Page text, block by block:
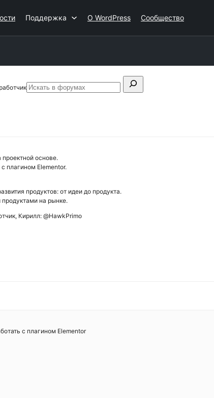
Поддержка О WordPress Сообщество
Поиск:
Искать
основе.
плагином Elementor.
продуктов: от идеи до продукта.
на рынке.
Кирилл: @HawkPrimo
с плагином Elementor